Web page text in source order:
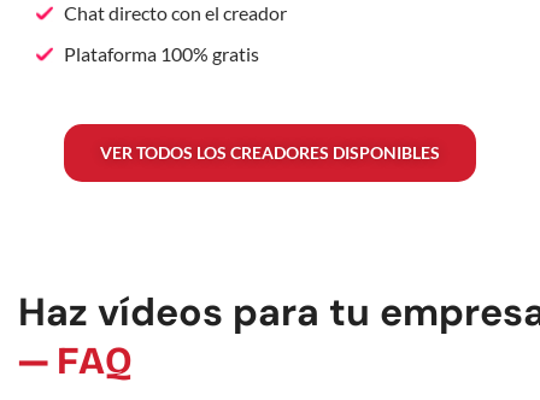
Chat directo con el creador
Plataforma 100% gratis
VER TODOS LOS CREADORES DISPONIBLES
Haz vídeos para tu
— FAQ